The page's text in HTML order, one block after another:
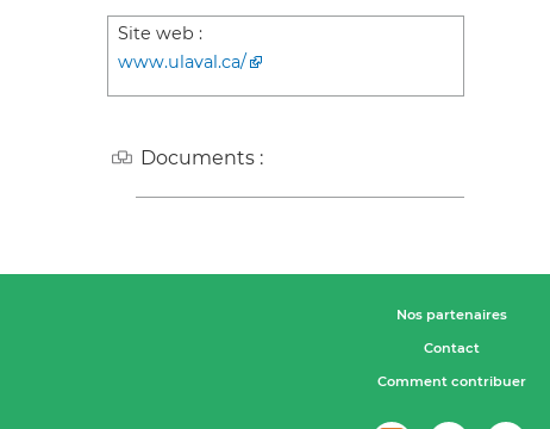
Site web :
www.ulaval.ca/
Documents :
Nos partenaires
Contact
Comment contribuer